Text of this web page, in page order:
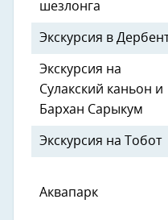
шезлонга
Экскурсия в
Экскурсия на
Сулакский каньон и
Бархан Сарыкум
Экскурсия на Тобот
Аквапарк